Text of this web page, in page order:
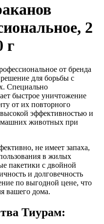
2
г
от бренда
для борьбы с
Специально
быстрое уничтожение
от их повторного
эффективностью и
животных при
не имеет запаха,
в жилых
пакетики с двойной
и долговечность
по выгодной цене, что
вашего дома.
Тиурам: